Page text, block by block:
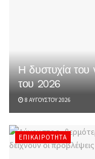
Η δυστυχία του
του 2026
8 ΑΥΓΟΎΣΤΟΥ 2026
ΕΠΙΚΑΙΡΌΤΗΤΑ